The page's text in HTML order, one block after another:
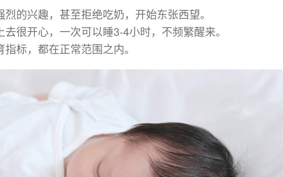
的兴趣，甚至拒绝吃奶，开始东张西望。
很开心，一次可以睡3-4小时，不频繁醒来。
标，都在正常范围之内。